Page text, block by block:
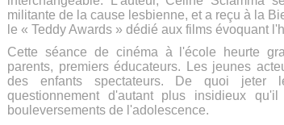
militante de la cause lesbienne, et a reçu à la
le « Teddy Awards » dédié aux films évoquant
Cette séance de cinéma à l'école heurte
parents, premiers éducateurs. Les jeunes
des enfants spectateurs. De quoi jeter
questionnement d'autant plus insidieux
bouleversements de l'adolescence.